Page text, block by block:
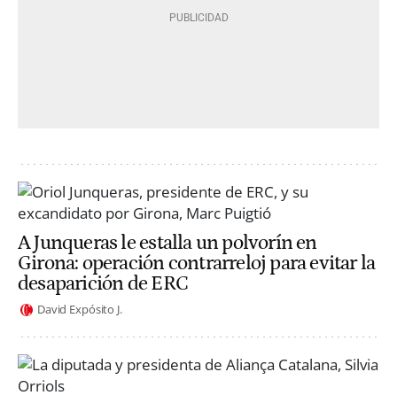
A Junqueras le estalla un polvorín en
Girona: operación contrarreloj para evitar la
desaparición de ERC
David Expósito J.